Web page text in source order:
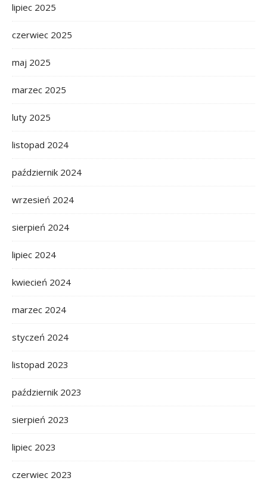
lipiec 2025
czerwiec 2025
maj 2025
marzec 2025
luty 2025
listopad 2024
październik 2024
wrzesień 2024
sierpień 2024
lipiec 2024
kwiecień 2024
marzec 2024
styczeń 2024
listopad 2023
październik 2023
sierpień 2023
lipiec 2023
czerwiec 2023